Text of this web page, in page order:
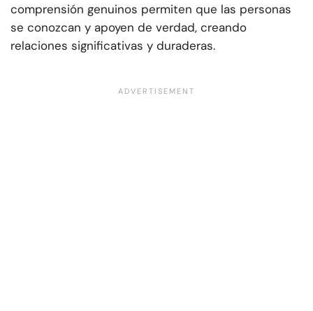
comprensión genuinos permiten que las personas
se conozcan y apoyen de verdad, creando
relaciones significativas y duraderas.